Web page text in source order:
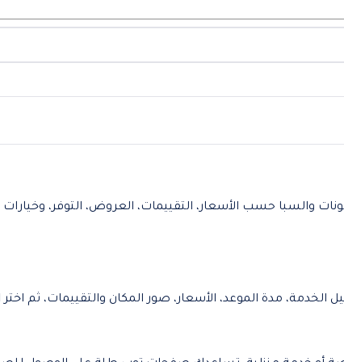
حسب الأسعار، التقييمات، العروض، التوفر، وخيارات
مدة الموعد، الأسعار، صور المكان والتقييمات، ثم